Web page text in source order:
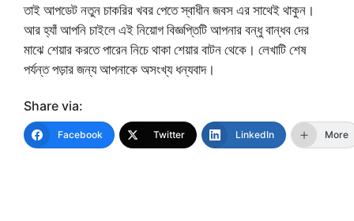
তাই আপডেট নতুন চাকরির খবর পেতে স্বাধীন জবস এর সাথেই থাকুন।
আর হ্যাঁ আপনি চাইলে এই নিয়োগ বিজ্ঞপ্তিটি আপনার বন্ধু বান্ধব দের
মাঝে শেয়ার করতে পারেন নিচে থাকা শেয়ার বাটন থেকে। লেখাটি শেষ
পর্যন্ত পড়ার জন্য আপনাকে অসংখ্য ধন্যবাদ।
Share via:
Facebook Twitter LinkedIn More